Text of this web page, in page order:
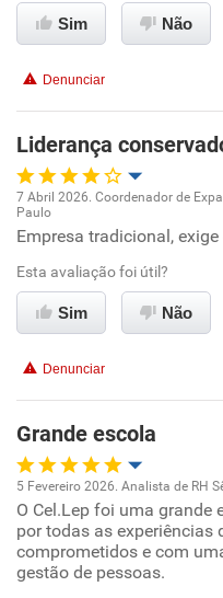
Benefícios
Recomenda esta
Recomenda a diretoria
Sim Não
Denunciar
Liderança
Oportunidade de promoção
Ambiente de trabalho
Conciliação com a vida
Recomenda esta
Recomenda a diretoria
7 Abril 2026. Coordenador de
Paulo
Empresa tradicional,
Esta avaliação foi útil?
Sim Não
Denunciar
Grande escola
Oportunidade de
Ambiente de trabalho
5 Fevereiro 2026. Analista de RH
O Cel.Lep foi uma grande
por todas as
comprometidos e com
gestão de pessoas.